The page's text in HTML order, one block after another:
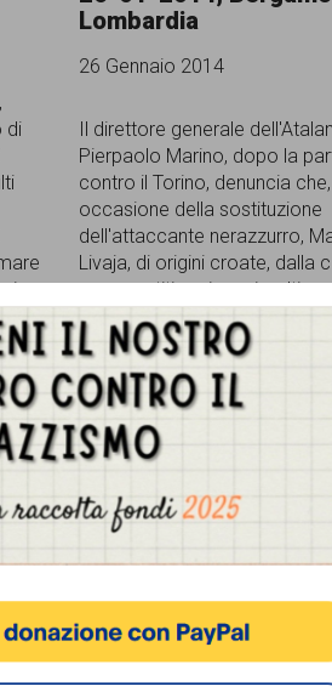
terze parti, ma non utilizza alcun cookie di
VISUALIZZA LE
di
i
Lombardia
26 Gennaio 2014
Il direttore generale
Pierpaolo Marino, dopo la
contro il Torino, denuncia
occasione della sostituzione
dell'attaccante nerazzurro,
Livaja, di origini croate, dalla
sono partiti cori con insulti